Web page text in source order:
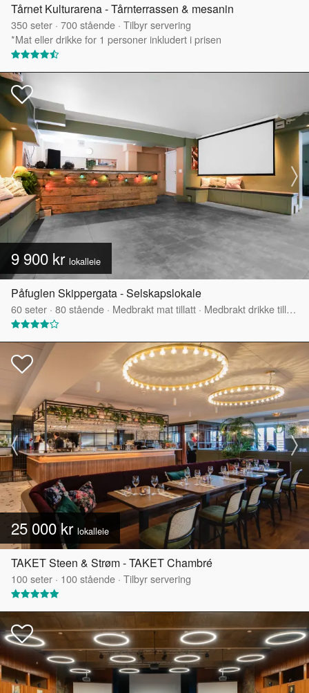
Tårnet Kulturarena - Tårnterrassen & mesanin
350seter · 700stående · Tilbyr servering
*Mat eller drikke for 1 personer inkludert i prisen
9 900 kr lokalleie
Påfuglen Skippergata - Selskapslokale
60seter · 80stående · Medbrakt mat tillatt · Medbrakt drikke tillatt
25 000 kr lokalleie
TAKET Steen & Strøm - TAKET Chambré
100seter · 100stående · Tilbyr servering